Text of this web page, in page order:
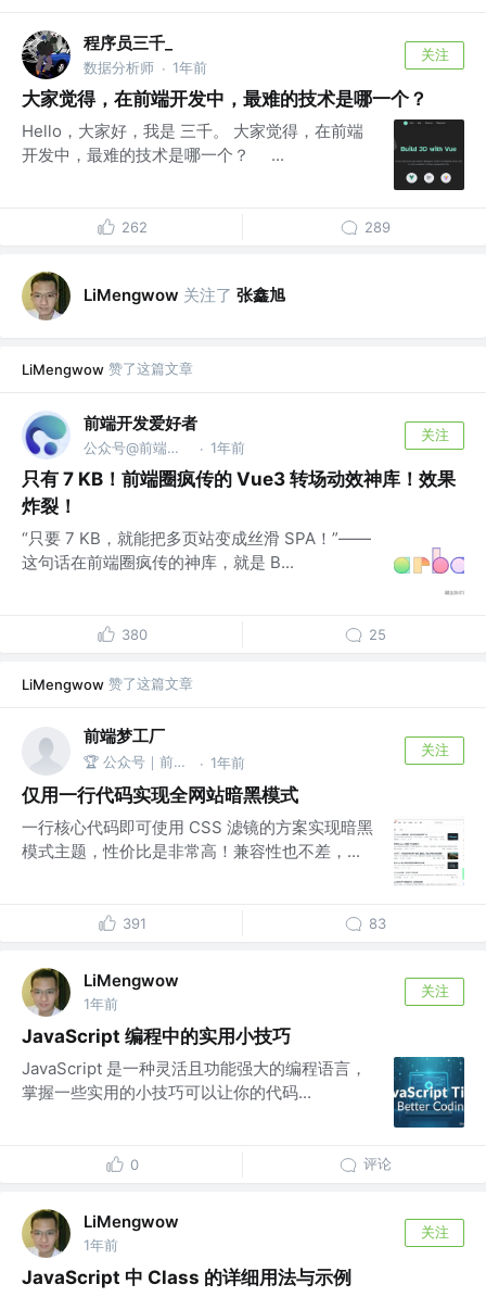
程序员三千_
数据分析师 · 1年前
关注
大家觉得，在前端开发中，最难的技术是哪一个？
Hello，大家好，我是 三千。 大家觉得，在前端
开发中，最难的技术是哪一个？ ...
262 289
LiMengwow 关注了 张鑫旭
LiMengwow 赞了这篇文章
前端开发爱好者
公众号@前端开发爱好者 · 1年前
关注
只有 7 KB！前端圈疯传的 Vue3 转场动效神库！效果
炸裂！
“只要 7 KB，就能把多页站变成丝滑 SPA！”——
这句话在前端圈疯传的神库，就是 B...
380 25
LiMengwow 赞了这篇文章
前端梦工厂
🏆 公众号｜前端梦工厂 · 1年前
关注
仅用一行代码实现全网站暗黑模式
一行核心代码即可使用 CSS 滤镜的方案实现暗黑
模式主题，性价比是非常高！兼容性也不差，...
391 83
LiMengwow
1年前
关注
JavaScript 编程中的实用小技巧
JavaScript 是一种灵活且功能强大的编程语言，
掌握一些实用的小技巧可以让你的代码...
0 评论
LiMengwow
1年前
关注
JavaScript 中 Class 的详细用法与示例